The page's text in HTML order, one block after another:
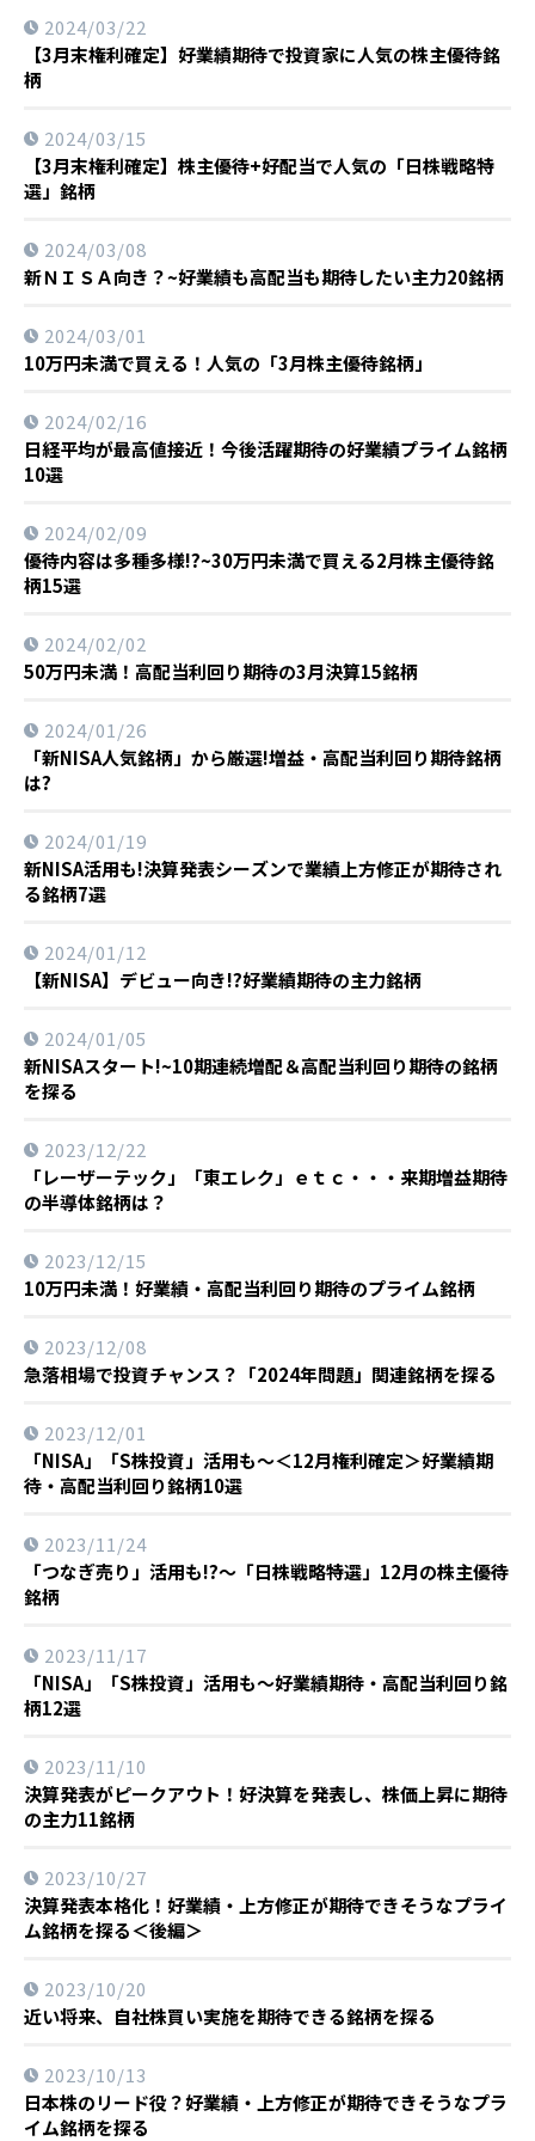
【3月末権利確定】好業績期待で投資家に人気の株主優待銘
柄
2024/03/22
【3月末権利確定】株主優待+好配当で人気の「日株戦略特
選」銘柄
2024/03/15
新ＮＩＳＡ向き？~好業績も高配当も期待したい主力20銘柄
2024/03/08
10万円未満で買える！人気の「3月株主優待銘柄」
2024/03/01
日経平均が最高値接近！今後活躍期待の好業績プライム銘柄
10選
2024/02/16
優待内容は多種多様!?~30万円未満で買える2月株主優待銘
柄15選
2024/02/09
50万円未満！高配当利回り期待の3月決算15銘柄
2024/02/02
「新NISA人気銘柄」から厳選!増益・高配当利回り期待銘柄
は?
2024/01/26
新NISA活用も!決算発表シーズンで業績上方修正が期待され
る銘柄7選
2024/01/19
【新NISA】デビュー向き!?好業績期待の主力銘柄
2024/01/12
新NISAスタート!~10期連続増配＆高配当利回り期待の銘柄
を探る
2024/01/05
「レーザーテック」「東エレク」ｅｔｃ・・・来期増益期待
の半導体銘柄は？
2023/12/22
10万円未満！好業績・高配当利回り期待のプライム銘柄
2023/12/15
急落相場で投資チャンス？「2024年問題」関連銘柄を探る
2023/12/08
「NISA」「S株投資」活用も～＜12月権利確定＞好業績期
待・高配当利回り銘柄10選
2023/12/01
「つなぎ売り」活用も!?～「日株戦略特選」12月の株主優待
銘柄
2023/11/24
「NISA」「S株投資」活用も～好業績期待・高配当利回り銘
柄12選
2023/11/17
決算発表がピークアウト！好決算を発表し、株価上昇に期待
の主力11銘柄
2023/11/10
決算発表本格化！好業績・上方修正が期待できそうなプライ
ム銘柄を探る＜後編＞
2023/10/27
近い将来、自社株買い実施を期待できる銘柄を探る
2023/10/20
日本株のリード役？好業績・上方修正が期待できそうなプラ
イム銘柄を探る
2023/10/13